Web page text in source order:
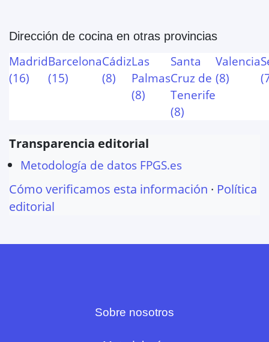
Dirección de cocina en otras provincias
Madrid
(16)
Barcelona
(15)
Cádiz
(8)
Las
Palmas
(8)
Santa
Cruz de
Tenerife
(8)
Valencia
(8)
(
Transparencia editorial
Metodología de datos FPGS.es
Cómo verificamos esta información · Política
editorial
Sobre nosotros